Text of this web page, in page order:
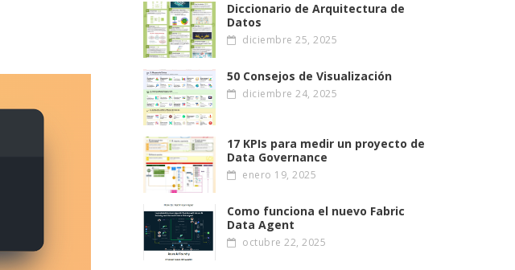
Diccionario de Arquitectura de
Datos
diciembre 25, 2025
50 Consejos de Visualización
diciembre 24, 2025
17 KPIs para medir un proyecto de
Data Governance
enero 19, 2025
Como funciona el nuevo Fabric
Data Agent
octubre 22, 2025